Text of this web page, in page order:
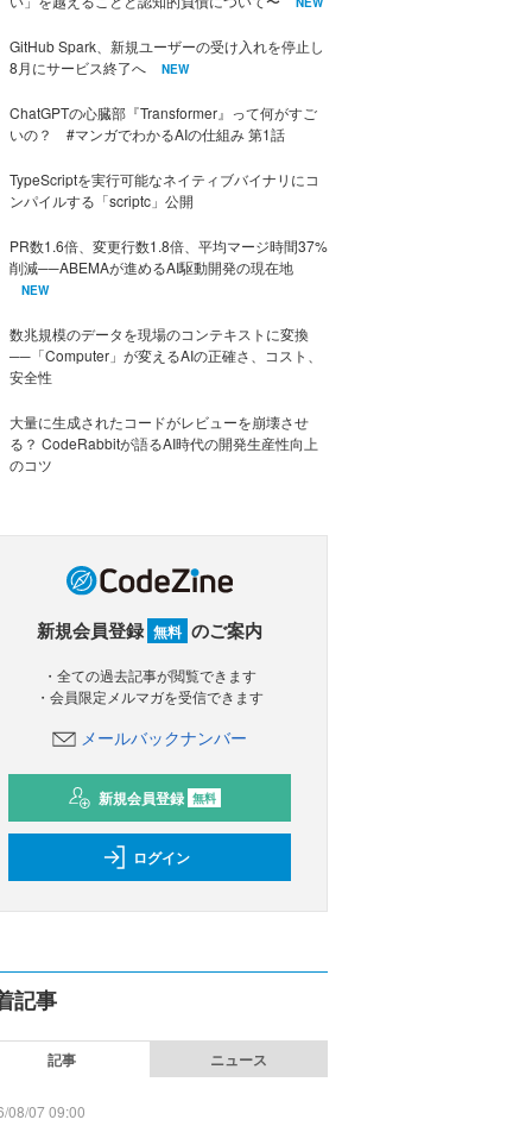
GitHub Spark、新規ユーザーの受け入れを停止し
8月にサービス終了へ
NEW
ChatGPTの心臓部『Transformer』って何がすご
いの？ #マンガでわかるAIの仕組み 第1話
TypeScriptを実行可能なネイティブバイナリにコ
ンパイルする「scriptc」公開
PR数1.6倍、変更行数1.8倍、平均マージ時間37%
削減──ABEMAが進めるAI駆動開発の現在地
NEW
数兆規模のデータを現場のコンテキストに変換
──「Computer」が変えるAIの正確さ、コスト、
安全性
大量に生成されたコードがレビューを崩壊させ
る？ CodeRabbitが語るAI時代の開発生産性向上
のコツ
新規会員登録 無料 のご案内
・全ての過去記事が閲覧できます
・会員限定メルマガを受信できます
メールバックナンバー
新規会員登録 無料
ログイン
記事
記事 ニュース
08/07 09:00